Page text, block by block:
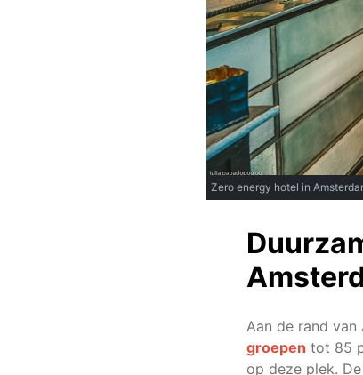
Zero energy hotel in
Aan de rand
groepen tot 85
op deze plek.